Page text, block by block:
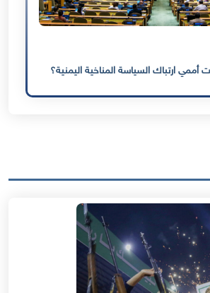
ارتباك السياسة المناخية اليمنية؟